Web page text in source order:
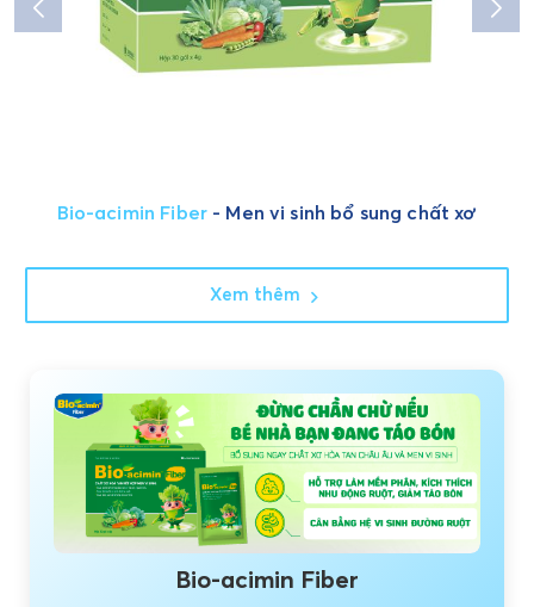
Bio-acimin Fiber- Men vi sinh bổ sung chất xơ
Xem thêm
Bio-acimin Fiber